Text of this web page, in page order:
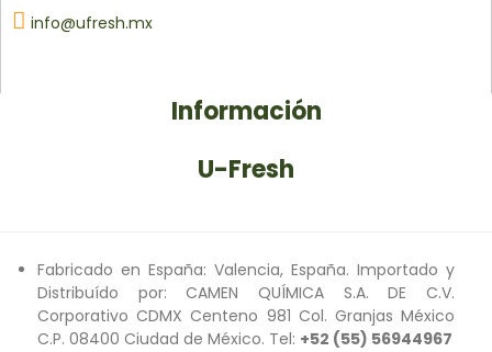
info@ufresh.mx
Información
U-Fresh
Fabricado en España: Valencia, España. Importado y
Distribuído por: CAMEN QUÍMICA S.A. DE C.V.
Corporativo CDMX Centeno 981 Col. Granjas México
C.P. 08400 Ciudad de México. Tel: +52 (55) 56944967